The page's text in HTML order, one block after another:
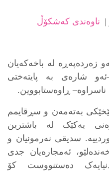
| ناوەندی کەشکۆڵ
لە باخەکەیان
شارەی بە پایتەختی
ڕاوەستابووین.
بەتەمەن و سڕقایمم
یەکێک لە باشترین
سدیقی نەرمونیان و
خەندەلێو، ئەمجارەیان جدی
دەستنووست کۆ